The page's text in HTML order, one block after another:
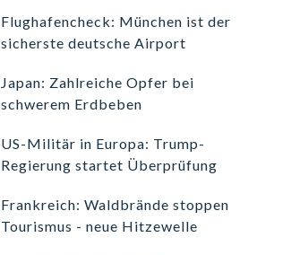
Flughafencheck: München ist der
sicherste deutsche Airport
Japan: Zahlreiche Opfer bei
schwerem Erdbeben
US-Militär in Europa: Trump-
Regierung startet Überprüfung
Frankreich: Waldbrände stoppen
Tourismus - neue Hitzewelle